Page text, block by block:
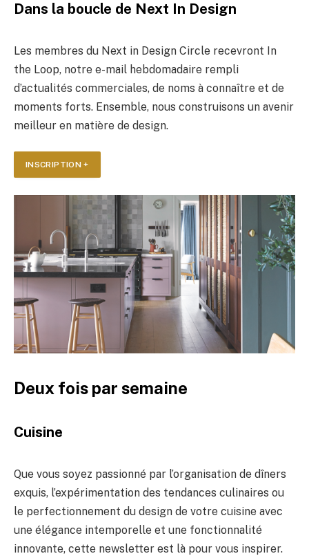
Dans la boucle de Next In Design
Les membres du Next in Design Circle recevront In
the Loop, notre e-mail hebdomadaire rempli
d’actualités commerciales, de noms à connaître et de
moments forts. Ensemble, nous construisons un avenir
meilleur en matière de design.
INSCRIPTION +
Deux fois par semaine
Cuisine
Que vous soyez passionné par l’organisation de dîners
exquis, l’expérimentation des tendances culinaires ou
le perfectionnement du design de votre cuisine avec
une élégance intemporelle et une fonctionnalité
innovante, cette newsletter est là pour vous inspirer.